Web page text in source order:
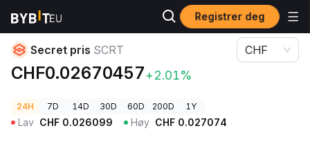
Registrer deg
Kryptopriser
Secret pris SCRT
CHF0.02670457+2.01%
CHF
24H 7D 14D 30D 60D 200D 1Y
Lav CHF 0.026099 Høy CHF 0.027074